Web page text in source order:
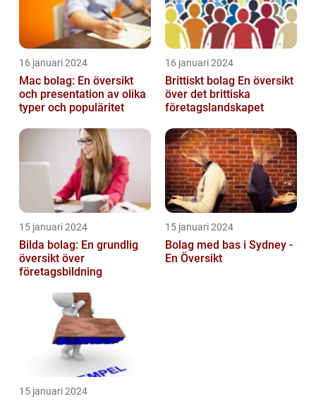
16 januari 2024
Mac bolag: En översikt
och presentation av olika
typer och populäritet
16 januari 2024
Brittiskt bolag En översikt
över det brittiska
företagslandskapet
15 januari 2024
Bilda bolag: En grundlig
översikt över
företagsbildning
15 januari 2024
Bolag med bas i Sydney -
En Översikt
15 januari 2024